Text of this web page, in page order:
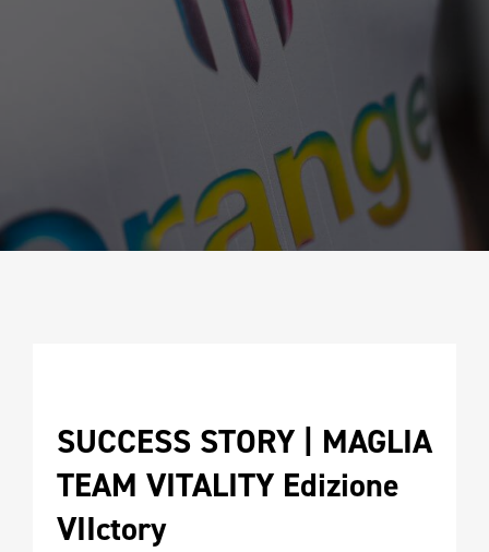
SUCCESS STORY | MAGLIA
TEAM VITALITY Edizione
VIIctory